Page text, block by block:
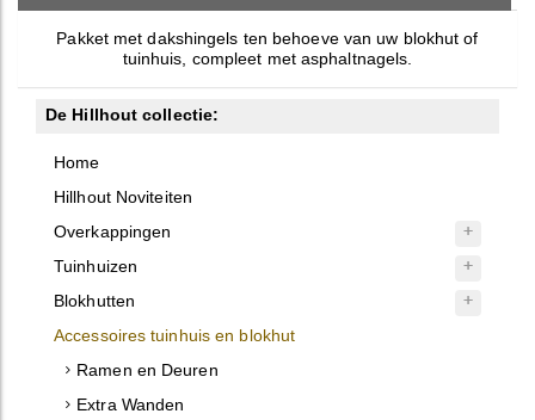
Pakket met dakshingels ten behoeve van uw blokhut of
tuinhuis, compleet met asphaltnagels.
De Hillhout collectie:
Home
Hillhout Noviteiten
Overkappingen
Tuinhuizen
Blokhutten
Accessoires tuinhuis en blokhut
Ramen en Deuren
Extra Wanden